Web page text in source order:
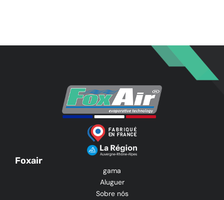
Foxair
gama
Aluguer
Sobre nós